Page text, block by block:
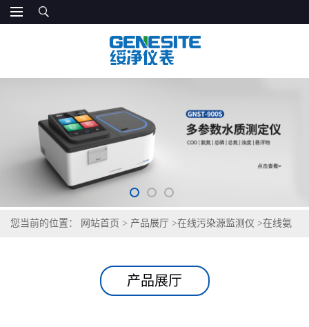
您当前的位置： 网站首页 > 产品展厅 >在线污染源监测仪 >在线氨
产品展厅